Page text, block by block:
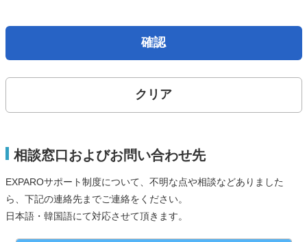
人の了解を得ることなく第三者に提供することはありませ
お問合せから取得した個人情報は委託することがありませ
開示対象個人情報の開示等および問合せ窓口について
の、利用目的の通知、開示、内容の訂正、追加または削除、
利用の停止、消去および第三者への提供の停止（「開示等」
といいます。）に応じます。
クリア
確認
相談窓口およびお問い合わせ先
EXPAROサポート制度について、不明な点や相談などありました
ら、下記の連絡先までご連絡をください。
日本語・韓国語にて対応させて頂きます。